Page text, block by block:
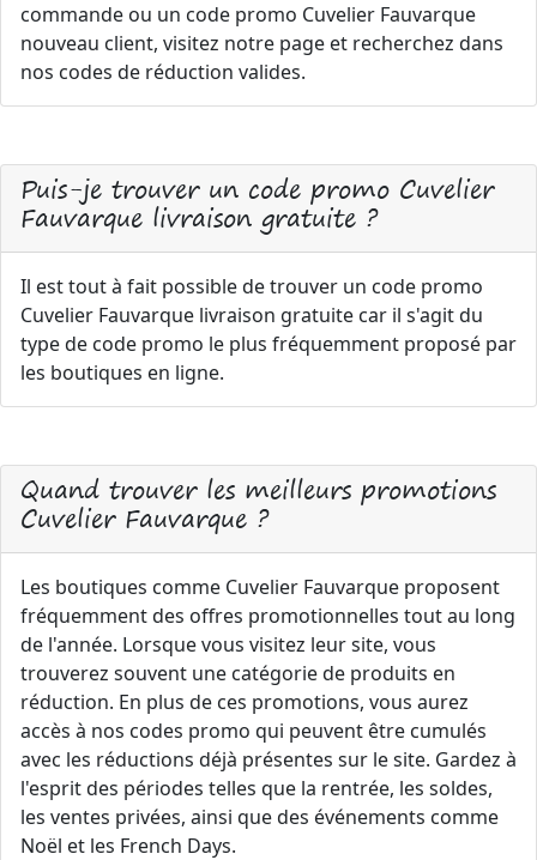
commande ou un code promo Cuvelier Fauvarque
nouveau client, visitez notre page et recherchez dans
nos codes de réduction valides.
Puis-je trouver un code promo Cuvelier
Fauvarque livraison gratuite ?
Il est tout à fait possible de trouver un code promo
Cuvelier Fauvarque livraison gratuite car il s'agit du
type de code promo le plus fréquemment proposé par
les boutiques en ligne.
Quand trouver les meilleurs promotions
Cuvelier Fauvarque ?
Les boutiques comme Cuvelier Fauvarque proposent
fréquemment des offres promotionnelles tout au long
de l'année. Lorsque vous visitez leur site, vous
trouverez souvent une catégorie de produits en
réduction. En plus de ces promotions, vous aurez
accès à nos codes promo qui peuvent être cumulés
avec les réductions déjà présentes sur le site. Gardez à
l'esprit des périodes telles que la rentrée, les soldes,
les ventes privées, ainsi que des événements comme
Noël et les French Days.